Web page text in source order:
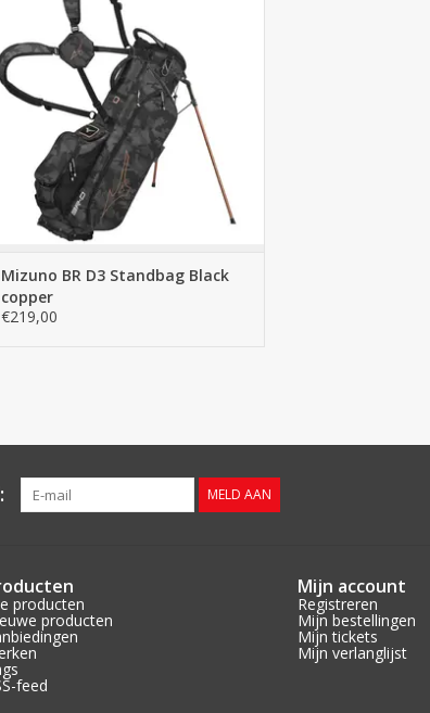
bag die verrassend veel opslagcapaciteit
heeft. In 8 ongelooflijke opbergvakken
pak je alles in wat je bereid bent om te
dragen. De BR-D3 Stand Bag heeft een
geïsoleerde koelv
TOEVOEGEN AAN WINKELWAGEN
Mizuno BR D3 Standbag Black
copper
€219,00
MELD AAN
producten
producten
feed
Mijn account
Registreren
Mijn bestellingen
Mijn tickets
Mijn verlanglijst